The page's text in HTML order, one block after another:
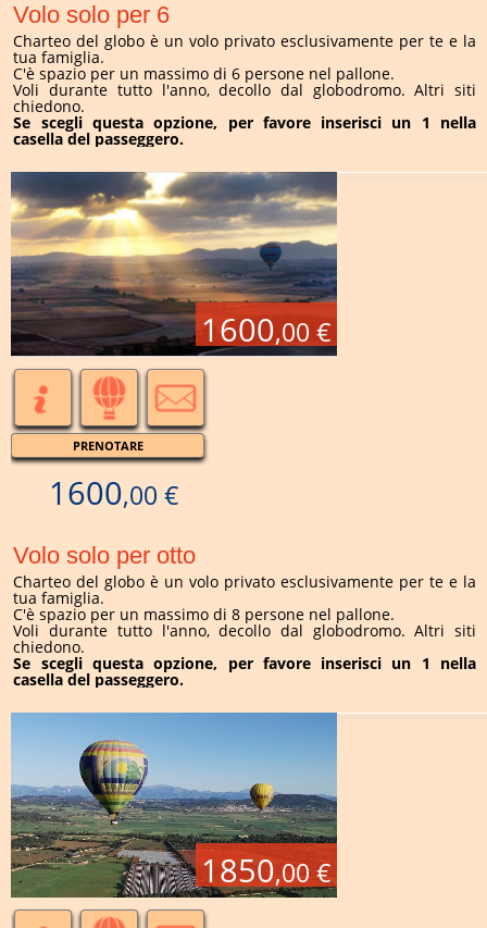
Volo solo per 6
Charteo del globo è un volo privato esclusivamente per te e la
tua famiglia.
C'è spazio per un massimo di 6 persone nel pallone.
Voli durante tutto l'anno, decollo dal globodromo. Altri siti
chiedono.
Se scegli questa opzione, per favore inserisci un 1 nella
casella del passeggero.
1600,00 €
PRENOTARE
1600,00 €
Volo solo per otto
Charteo del globo è un volo privato esclusivamente per te e la
tua famiglia.
C'è spazio per un massimo di 8 persone nel pallone.
Voli durante tutto l'anno, decollo dal globodromo. Altri siti
chiedono.
Se scegli questa opzione, per favore inserisci un 1 nella
casella del passeggero.
1850,00 €